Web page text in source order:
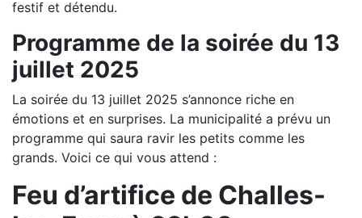
festif et détendu.
Programme de la soirée du 13
juillet 2025
La soirée du 13 juillet 2025 s’annonce riche en
émotions et en surprises. La municipalité a prévu un
programme qui saura ravir les petits comme les
grands. Voici ce qui vous attend :
Feu d’artifice de Challes-